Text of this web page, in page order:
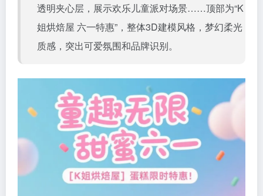
透明夹心层，展示欢乐儿童派对场景……顶部为“K
姐烘焙屋 六一特惠”，整体3D建模风格，梦幻柔光
质感，突出可爱氛围和品牌识别。